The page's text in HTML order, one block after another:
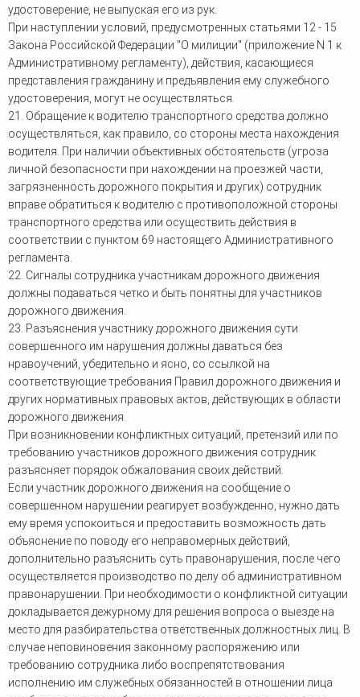
удостоверение, не выпуская его из рук.
При наступлении условий, предусмотренных статьями 12 - 15
Закона Российской Федерации "О милиции" (приложение N 1 к
Административному регламенту), действия, касающиеся
представления гражданину и предъявления ему служебного
удостоверения, могут не осуществляться.
21. Обращение к водителю транспортного средства должно
осуществляться, как правило, со стороны места нахождения
водителя. При наличии объективных обстоятельств (угроза
личной безопасности при нахождении на проезжей части,
загрязненность дорожного покрытия и других) сотрудник
вправе обратиться к водителю с противоположной стороны
транспортного средства или осуществить действия в
соответствии с пунктом 69 настоящего Административного
регламента.
22. Сигналы сотрудника участникам дорожного движения
должны подаваться четко и быть понятны для участников
дорожного движения.
23. Разъяснения участнику дорожного движения сути
совершенного им нарушения должны даваться без
нравоучений, убедительно и ясно, со ссылкой на
соответствующие требования Правил дорожного движения и
других нормативных правовых актов, действующих в области
дорожного движения.
При возникновении конфликтных ситуаций, претензий или по
требованию участников дорожного движения сотрудник
разъясняет порядок обжалования своих действий.
Если участник дорожного движения на сообщение о
совершенном нарушении реагирует возбужденно, нужно дать
ему время успокоиться и предоставить возможность дать
объяснение по поводу его неправомерных действий,
дополнительно разъяснить суть правонарушения, после чего
осуществляется производство по делу об административном
правонарушении. При необходимости о конфликтной ситуации
докладывается дежурному для решения вопроса о выезде на
место для разбирательства ответственных должностных лиц. В
случае неповиновения законному распоряжению или
требованию сотрудника либо воспрепятствования
исполнению им служебных обязанностей в отношении лица